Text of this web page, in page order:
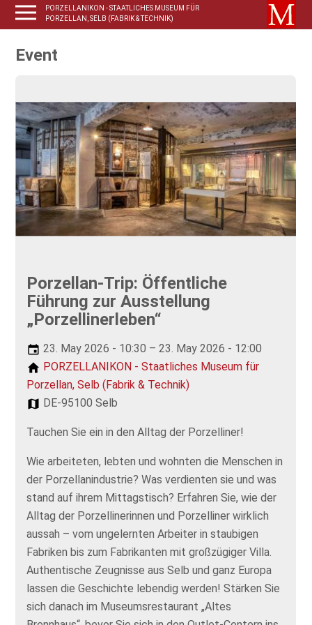
PORZELLANIKON - STAATLICHES MUSEUM FÜR
PORZELLAN, SELB (FABRIK & TECHNIK)
Event
Porzellan-Trip: Öffentliche
Führung zur Ausstellung
„Porzellinerleben“
23. May 2026 - 10:30 – 23. May 2026 - 12:00
PORZELLANIKON - Staatliches Museum für
Porzellan, Selb (Fabrik & Technik)
DE-95100 Selb
Tauchen Sie ein in den Alltag der Porzelliner!
Wie arbeiteten, lebten und wohnten die Menschen in
der Porzellanindustrie? Was verdienten sie und was
stand auf ihrem Mittagstisch? Erfahren Sie, wie der
Alltag der Porzellinerinnen und Porzelliner wirklich
aussah – vom ungelernten Arbeiter in staubigen
Fabriken bis zum Fabrikanten mit großzügiger Villa.
Authentische Zeugnisse aus Selb und ganz Europa
lassen die Geschichte lebendig werden! Stärken Sie
sich danach im Museumsrestaurant „Altes